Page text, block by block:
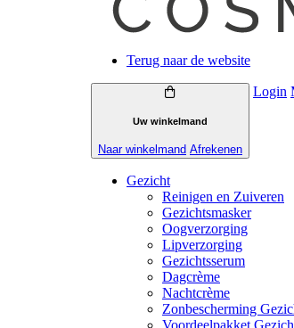
Terug naar de website
Uw winkelmand
Naar winkelmand Afrekenen
Login
Gezicht
Reinigen en Zuiveren
Gezichtsmasker
Oogverzorging
Lipverzorging
Gezichtsserum
Dagcrème
Nachtcrème
Zonbescherming